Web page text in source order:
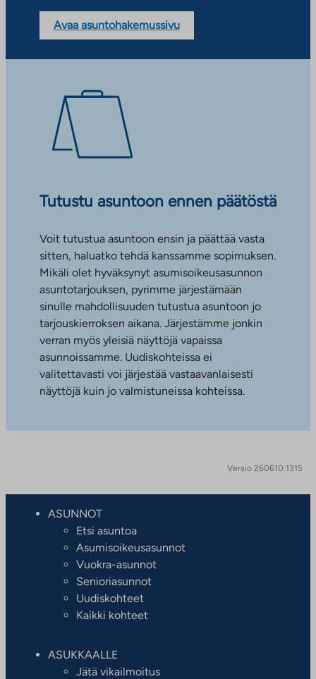
Avaa asuntohakemussivu
Tutustu asuntoon ennen päätöstä
Voit tutustua asuntoon ensin ja päättää vasta
sitten, haluatko tehdä kanssamme sopimuksen.
Mikäli olet hyväksynyt asumisoikeusasunnon
asuntotarjouksen, pyrimme järjestämään
sinulle mahdollisuuden tutustua asuntoon jo
tarjouskierroksen aikana. Järjestämme jonkin
verran myös yleisiä näyttöjä vapaissa
asunnoissamme. Uudiskohteissa ei
valitettavasti voi järjestää vastaavanlaisesti
näyttöjä kuin jo valmistuneissa kohteissa.
Versio 260610.1315
ASUNNOT
Etsi asuntoa
Asumisoikeusasunnot
Vuokra-asunnot
Senioriasunnot
Uudiskohteet
Kaikki kohteet
ASUKKAALLE
Jätä vikailmoitus